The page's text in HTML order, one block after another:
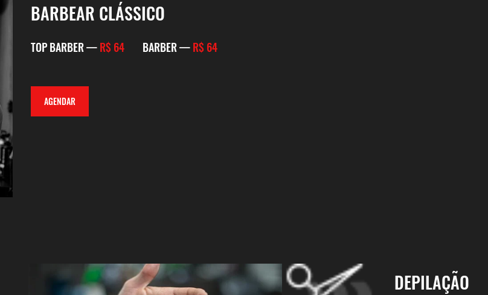
BARBEAR CLÁSSICO
TOP BARBER —R$ 64 BARBER —R$ 64
AGENDAR
DEPILAÇÃO